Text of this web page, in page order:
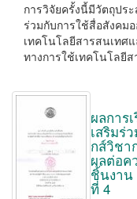
การวิจัยครั้งนี้มีวัตถุป
ร่วมกับการใช้สื่อสังคม
เทคโนโลยีสารสนเท
ทางการใช้เทคโนโลยี
ผลการ
เสริมร่
กส์วิชา
ผลต่อค
ชิ้นงาน
ที่ 4